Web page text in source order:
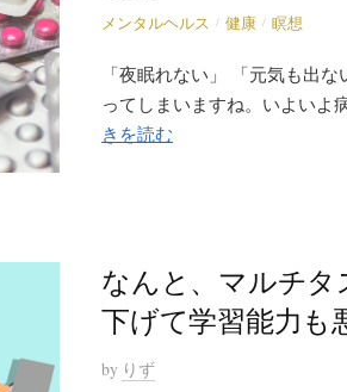
メンタルヘルス / 健康 / 瞑想
「夜眠れない」 「元気も出
ってしまいますね。いよい
きを読む
なんと、マルチタ
下げて学習能力も
by りず